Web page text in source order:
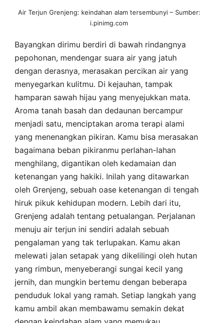
Air Terjun Grenjeng: keindahan alam tersembunyi – Sumber:
i.pinimg.com
Bayangkan dirimu berdiri di bawah rindangnya
pepohonan, mendengar suara air yang jatuh
dengan derasnya, merasakan percikan air yang
menyegarkan kulitmu. Di kejauhan, tampak
hamparan sawah hijau yang menyejukkan mata.
Aroma tanah basah dan dedaunan bercampur
menjadi satu, menciptakan aroma terapi alami
yang menenangkan pikiran. Kamu bisa merasakan
bagaimana beban pikiranmu perlahan-lahan
menghilang, digantikan oleh kedamaian dan
ketenangan yang hakiki. Inilah yang ditawarkan
oleh Grenjeng, sebuah oase ketenangan di tengah
hiruk pikuk kehidupan modern. Lebih dari itu,
Grenjeng adalah tentang petualangan. Perjalanan
menuju air terjun ini sendiri adalah sebuah
pengalaman yang tak terlupakan. Kamu akan
melewati jalan setapak yang dikelilingi oleh hutan
yang rimbun, menyeberangi sungai kecil yang
jernih, dan mungkin bertemu dengan beberapa
penduduk lokal yang ramah. Setiap langkah yang
kamu ambil akan membawamu semakin dekat